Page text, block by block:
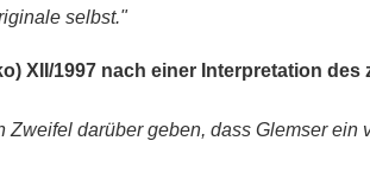
selbst."
XII/1997 nach einer Interpretation
Zweifel darüber geben, dass Glemser ein